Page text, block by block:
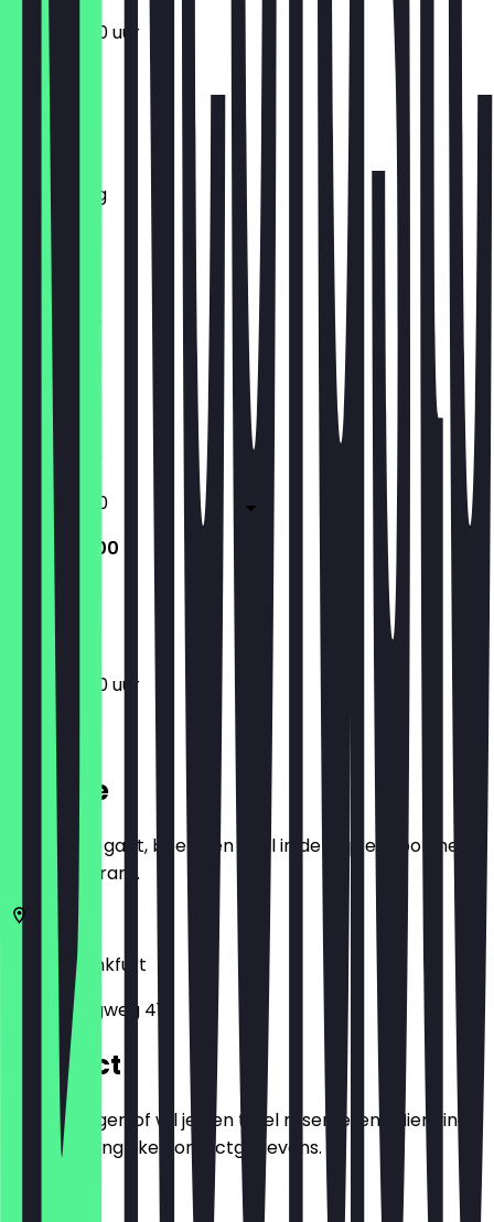
11:30 - 22:00 uur
Maandag
Dinsdag
Woensdag
Donderdag
Vrijdag
Zaterdag
Zondag
11:30 - 21:30
11:30 - 21:30
11:30 - 21:30
11:30 - 21:30
11:30 - 22:00
11:30 - 22:00
11:30 - 21:30
11:30 - 22:00 uur
Locatie
Voordat je gaat, boek een deal in de app en toon het in
het restaurant.
60322
Frankfurt
Grüneburgweg 41
Contact
Heb je vragen of wil je een tafel reserveren? Hier vind
je alle belangrijke contactgegevens.